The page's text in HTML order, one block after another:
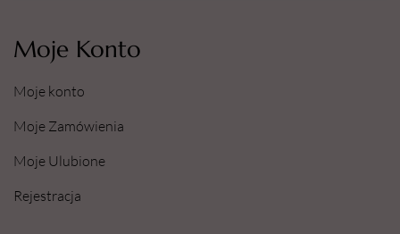
Moje Konto
Moje konto
Moje Zamówienia
Moje Ulubione
Rejestracja